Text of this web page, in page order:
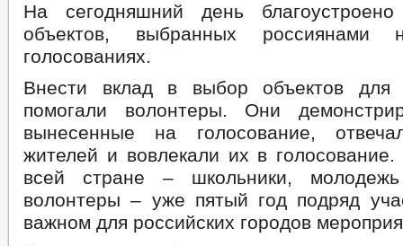
На сегодняшний день
объектов, выбранных россиянами
голосованиях.
Внести вклад в выбор объектов для
помогали волонтеры. Они
вынесенные на голосование,
жителей и вовлекали их в
всей стране – школьники,
волонтеры – уже пятый год подряд
важном для российских городов